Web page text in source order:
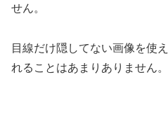
せん。
目線だけ隠してない画像を使
れることはあまりありません。